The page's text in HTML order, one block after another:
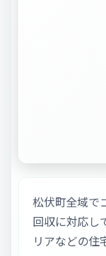
松伏町全域で
回収に対応し
リアなどの住